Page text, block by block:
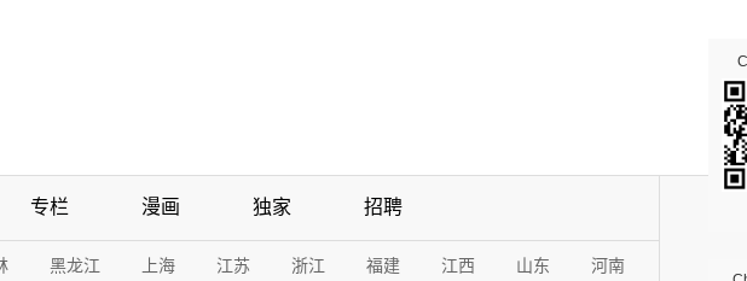
专栏 漫画 独家 招聘
黑龙江 上海 江苏 浙江 福建 江西 山东
河南